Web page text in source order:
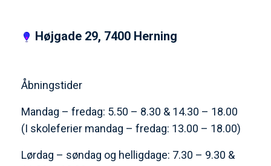
Højgade 29, 7400 Herning
Åbningstider
Mandag – fredag: 5.50 – 8.30 & 14.30 – 18.00
(I skoleferier mandag – fredag: 13.00 – 18.00)
Lørdag – søndag og helligdage: 7.30 – 9.30 &